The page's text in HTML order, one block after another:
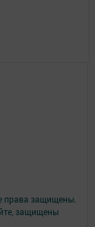
права защищены.
защищены